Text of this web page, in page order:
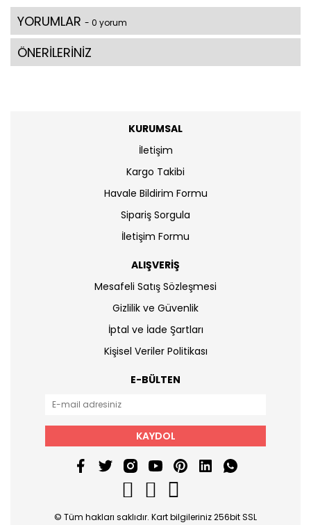
YORUMLAR - 0 yorum
ÖNERİLERİNİZ
KURUMSAL
İletişim
Kargo Takibi
Havale Bildirim Formu
Sipariş Sorgula
İletişim Formu
ALIŞVERİŞ
Mesafeli Satış Sözleşmesi
Gizlilik ve Güvenlik
İptal ve İade Şartları
Kişisel Veriler Politikası
E-BÜLTEN
KAYDOL
© Tüm hakları saklıdır. Kart bilgileriniz 256bit SSL